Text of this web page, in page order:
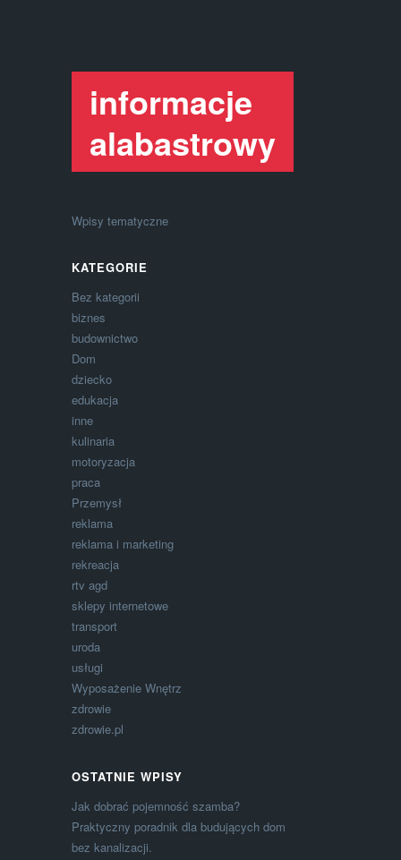
informacje
alabastrowy
Wpisy tematyczne
KATEGORIE
Bez kategorii
biznes
budownictwo
Dom
dziecko
edukacja
inne
kulinaria
motoryzacja
praca
Przemysł
reklama
reklama i marketing
rekreacja
rtv agd
sklepy internetowe
transport
uroda
usługi
Wyposażenie Wnętrz
zdrowie
zdrowie.pl
OSTATNIE WPISY
Jak dobrać pojemność szamba?
Praktyczny poradnik dla budujących dom
bez kanalizacji.